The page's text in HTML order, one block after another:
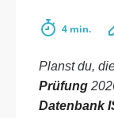
4 min.
Planst du,
Prüfung
Datenbank